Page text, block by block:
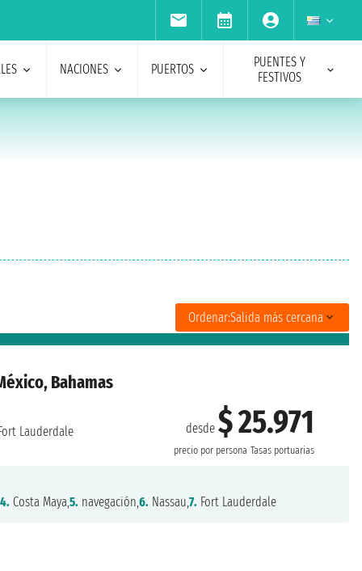
NACIONES PUERTOS
PUENTES Y
FESTIVOS
Ordenar:Salida más cercana
Bahamas
desde$ 25.971
precio por persona Tasas portuarias
Fort Lauderdale
4. Costa Maya,5. navegación,6. Nassau,7. Fort Lauderdale